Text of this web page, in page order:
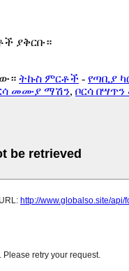
ያቅርቡ።
ትኩስ ምርቶች - የጣቢያ
መሙያ ማሽን, ቦርሳ